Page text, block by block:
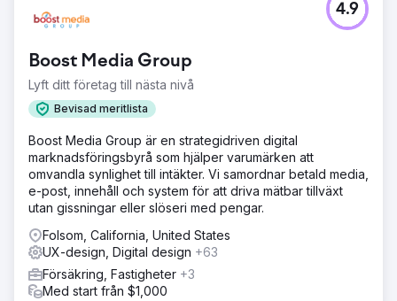
Jobble, en marknadsplats för jobb inom gig-ekonomin
med över 5 miljoner användare, behövde modernisera sin
användarnas förväntningar och den snabba
plattformstillväxten. Deras produktteam var överbelastat
och gränssnittet var inkonsekvent, vilket gjorde det
svårare för användare att hitta och söka jobb effektivt.
jobbsökningsupplevelsen och ge skalbar
designvägledning för det interna teamet.
Lösning
Neuron genomförde en UX/UI-granskning,
användarintervjuer och konkurrensanalys för att
identifiera viktiga friktionspunkter. Vi designade om
kritiska användarflöden – inklusive jobbsökning, ansökan,
onboarding och profilkonfiguration – vilket resulterade i
en mobilorienterad upplevelse som bättre tillgodoser
Boost Media Group
Lyft ditt företag till nästa nivå
Bevisad meritlista
4.9
Boost Media Group är en strategidriven digital
marknadsföringsbyrå som hjälper varumärken att
omvandla synlighet till intäkter. Vi samordnar betald media,
e-post, innehåll och system för att driva mätbar tillväxt
utan gissningar eller slöseri med pengar.
Folsom, California, United States
UX-design, Digital design +63
Försäkring, Fastigheter +3
Med start från $1,000